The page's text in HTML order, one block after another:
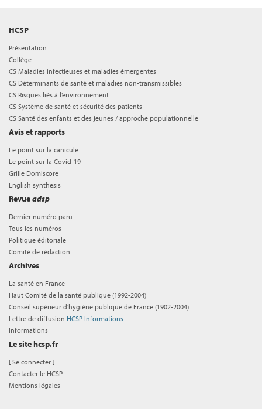
HCSP
Présentation
Collège
CS Maladies infectieuses et maladies émergentes
CS Déterminants de santé et maladies non-transmissibles
CS Risques liés à l’environnement
CS Système de santé et sécurité des patients
CS Santé des enfants et des jeunes / approche populationnelle
Avis et rapports
Le point sur la canicule
Le point sur la Covid-19
Grille Domiscore
English synthesis
Revueadsp
Dernier numéro paru
Tous les numéros
Politique éditoriale
Comité de rédaction
Archives
La santé en France
Haut Comité de la santé publique (1992-2004)
Conseil supérieur d'hygiène publique de France (1902-2004)
Lettre de diffusion HCSP Informations
Informations
Le site hcsp.fr
[Se connecter ]
Contacter le HCSP
Mentions légales